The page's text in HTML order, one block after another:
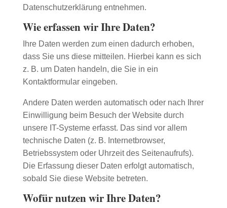
Datenschutzerklärung entnehmen.
Wie erfassen wir Ihre Daten?
Ihre Daten werden zum einen dadurch erhoben,
dass Sie uns diese mitteilen. Hierbei kann es sich
z. B. um Daten handeln, die Sie in ein
Kontaktformular eingeben.
Andere Daten werden automatisch oder nach Ihrer
Einwilligung beim Besuch der Website durch
unsere IT-Systeme erfasst. Das sind vor allem
technische Daten (z. B. Internetbrowser,
Betriebssystem oder Uhrzeit des Seitenaufrufs).
Die Erfassung dieser Daten erfolgt automatisch,
sobald Sie diese Website betreten.
Wofür nutzen wir Ihre Daten?